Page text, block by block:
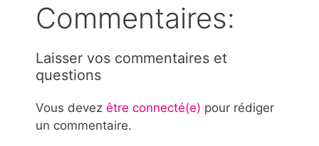
Commentaires:
Laisser vos commentaires et
questions
Vous devez être connecté(e) pour rédiger
un commentaire.